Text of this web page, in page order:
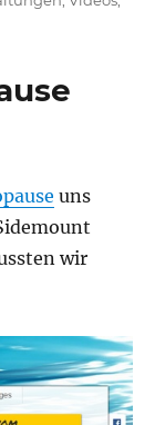
uns
wir